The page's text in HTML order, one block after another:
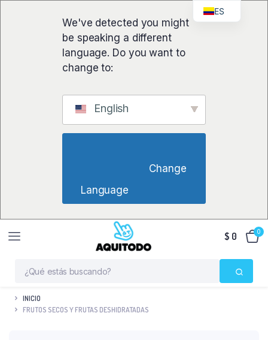
We've detected you might
be speaking a different
language. Do you want to
change to:
English
Language
$ 0 0
INICIO
FRUTOS SECOS Y FRUTAS DESHIDRATADAS
ES